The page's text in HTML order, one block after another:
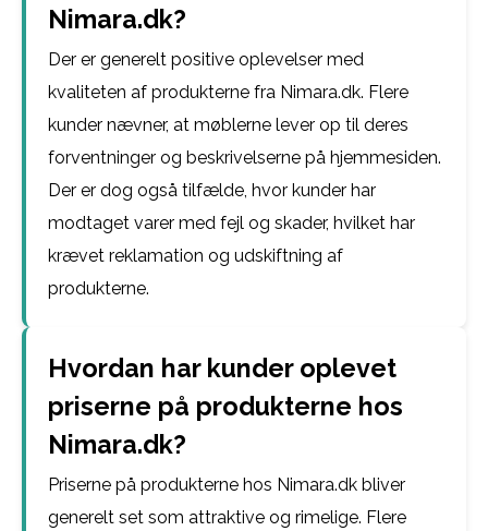
Nimara.dk?
Der er generelt positive oplevelser med
kvaliteten af produkterne fra Nimara.dk. Flere
kunder nævner, at møblerne lever op til deres
forventninger og beskrivelserne på hjemmesiden.
Der er dog også tilfælde, hvor kunder har
modtaget varer med fejl og skader, hvilket har
krævet reklamation og udskiftning af
produkterne.
Hvordan har kunder oplevet
priserne på produkterne hos
Nimara.dk?
Priserne på produkterne hos Nimara.dk bliver
generelt set som attraktive og rimelige. Flere